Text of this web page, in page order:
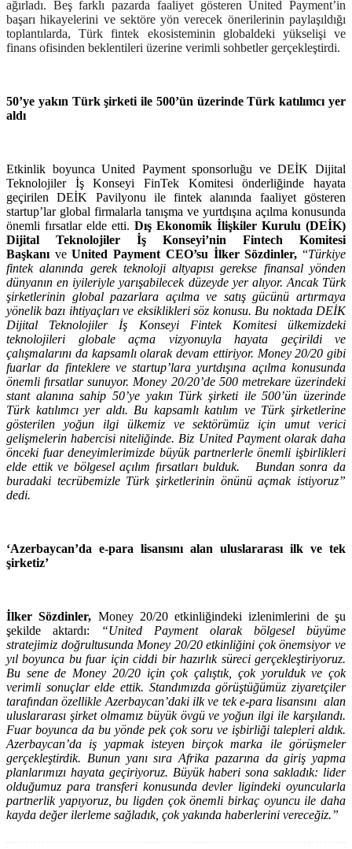
ağırladı. Beş farklı pazarda faaliyet gösteren United Payment’in
başarı hikayelerini ve sektöre yön verecek önerilerinin paylaşıldığı
toplantılarda, Türk fintek ekosisteminin globaldeki yükselişi ve
finans ofisinden beklentileri üzerine verimli sohbetler gerçekleştirdi.
50’ye yakın Türk şirketi ile 500’ün üzerinde Türk katılımcı yer
aldı
Etkinlik boyunca United Payment sponsorluğu ve DEİK Dijital
Teknolojiler İş Konseyi FinTek Komitesi önderliğinde hayata
geçirilen DEİK Pavilyonu ile fintek alanında faaliyet gösteren
startup’lar global firmalarla tanışma ve yurtdışına açılma konusunda
önemli fırsatlar elde etti. Dış Ekonomik İlişkiler Kurulu (DEİK)
Dijital Teknolojiler İş Konseyi’nin Fintech Komitesi
Başkanı veUnited Payment CEO’su İlker Sözdinler, “Türkiye
fintek alanında gerek teknoloji altyapısı gerekse finansal yönden
dünyanın en iyileriyle yarışabilecek düzeyde yer alıyor. Ancak Türk
şirketlerinin global pazarlara açılma ve satış gücünü artırmaya
yönelik bazı ihtiyaçları ve eksiklikleri söz konusu. Bu noktada DEİK
Dijital Teknolojiler İş Konseyi Fintek Komitesi ülkemizdeki
teknolojileri globale açma vizyonuyla hayata geçirildi ve
çalışmalarını da kapsamlı olarak devam ettiriyor. Money 20/20 gibi
fuarlar da finteklere ve startup’lara yurtdışına açılma konusunda
önemli fırsatlar sunuyor. Money 20/20’de 500 metrekare üzerindeki
stant alanına sahip 50’ye yakın Türk şirketi ile 500’ün üzerinde
Türk katılımcı yer aldı. Bu kapsamlı katılım ve Türk şirketlerine
gösterilen yoğun ilgi ülkemiz ve sektörümüz için umut verici
gelişmelerin habercisi niteliğinde. Biz United Payment olarak daha
önceki fuar deneyimlerimizde büyük partnerlerle önemli işbirlikleri
elde ettik ve bölgesel açılım fırsatları bulduk. Bundan sonra da
buradaki tecrübemizle Türk şirketlerinin önünü açmak istiyoruz”
dedi.
‘Azerbaycan’da e-para lisansını alan uluslararası ilk ve tek
şirketiz’
İlker Sözdinler, Money 20/20 etkinliğindeki izlenimlerini de şu
şekilde aktardı:
“United Payment olarak bölgesel büyüme
stratejimiz doğrultusunda Money 20/20 etkinliğini çok önemsiyor ve
yıl boyunca bu fuar için ciddi bir hazırlık süreci gerçekleştiriyoruz.
Bu sene de Money 20/20 için çok çalıştık, çok yorulduk ve çok
verimli sonuçlar elde ettik. Standımızda görüştüğümüz ziyaretçiler
tarafından özellikle Azerbaycan’daki ilk ve tek e-para lisansını alan
uluslararası şirket olmamız büyük övgü ve yoğun ilgi ile karşılandı.
Fuar boyunca da bu yönde pek çok soru ve işbirliği talepleri aldık.
Azerbaycan’da iş yapmak isteyen birçok marka ile görüşmeler
gerçekleştirdik. Bunun yanı sıra Afrika pazarına da giriş yapma
planlarımızı hayata geçiriyoruz. Büyük haberi sona sakladık: lider
olduğumuz para transferi konusunda devler ligindeki oyuncularla
partnerlik yapıyoruz, bu ligden çok önemli birkaç oyuncu ile daha
kayda değer ilerleme sağladık, çok yakında haberlerini vereceğiz.”